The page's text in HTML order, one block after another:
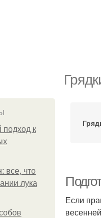
подход к
все, что
лука
Если